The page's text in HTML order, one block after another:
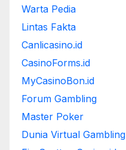
Warta Pedia
Lintas Fakta
Canlicasino.id
CasinoForms.id
MyCasinoBon.id
Forum Gambling
Master Poker
Dunia Virtual Gambling